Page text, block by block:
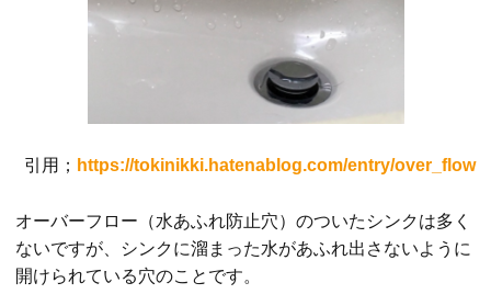
引用； https://tokinikki.hatenablog.com/entry/over_flow
オーバーフロー（水あふれ防止穴）のついたシンクは多く
ないですが、シンクに溜まった水があふれ出さないように
開けられている穴のことです。